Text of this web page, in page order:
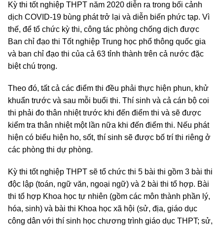
Kỳ thi tốt nghiệp THPT năm 2020 diễn ra trong bối cảnh
dịch COVID-19 bùng phát trở lại và diễn biến phức tạp. Vì
thế, để tổ chức kỳ thi, công tác phòng chống dịch được
Ban chỉ đạo thi Tốt nghiệp Trung học phổ thông quốc gia
và ban chỉ đạo thi của cả 63 tỉnh thành trên cả nước đặc
biệt chú trọng.
Theo đó, tất cả các điểm thi đều phải thực hiện phun, khử
khuẩn trước và sau mỗi buổi thi. Thí sinh và cả cán bộ coi
thi phải đo thân nhiệt trước khi đến điểm thi và sẽ được
kiểm tra thân nhiệt một lần nữa khi đến điểm thi. Nếu phát
hiện có biểu hiện ho, sốt, thí sinh sẽ được bố trí thi riêng ở
các phòng thi dự phòng.
Kỳ thi tốt nghiệp THPT sẽ tổ chức thi 5 bài thi gồm 3 bài thi
độc lập (toán, ngữ văn, ngoại ngữ) và 2 bài thi tổ hợp. Bài
thi tổ hợp Khoa học tự nhiên (gồm các môn thành phần lý,
hóa, sinh) và bài thi Khoa học xã hội (sử, địa, giáo dục
công dân với thí sinh học chương trình giáo dục THPT; sử,